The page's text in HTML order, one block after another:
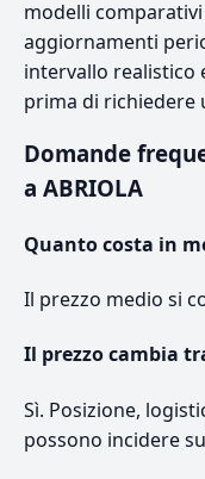
modelli
aggiornamenti
intervallo realistico
prima di richiedere
Domande
a ABRIOLA
Quanto costa in
Il prezzo medio si
Il prezzo cambia
Sì. Posizione,
possono incidere